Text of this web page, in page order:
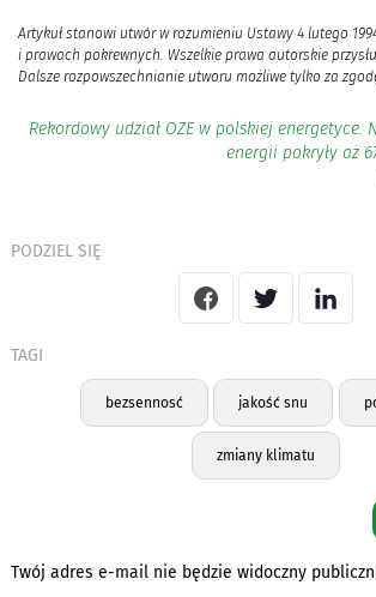
Artykuł stanowi utwór w rozumieniu Ustawy 4 lutego
i prawach pokrewnych. Wszelkie prawa autorskie
Dalsze rozpowszechnianie utworu możliwe tylko za
Rekordowy udział OZE w polskiej energetyce.
energii pokryły aż
PODZIEL SIĘ
TAGI
bezsennosć jakość snu
zmiany klimatu
Twój adres e-mail nie będzie widoczny